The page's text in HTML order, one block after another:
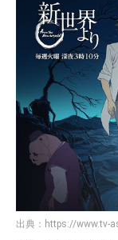
出典： https://www.tv-